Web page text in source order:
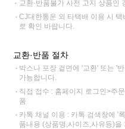
교환·반품불가 사전 고지 상품인
CJ대한통운 외 타택배 이용 시
로 확인 바랍니다.
교환·반품 절차
박스나 포장 겉면에 '교환' 또는 '
가능합니다.
직접 접수 : 홈페이지 로그인>주
품
카톡 채널 이용 : 카톡 검색창에 '
품내용 (상품명,사이즈,사유등)을